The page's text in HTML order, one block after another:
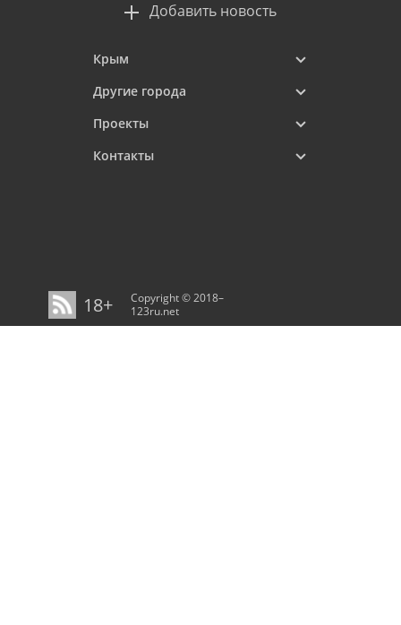
Добавить новость
Крым
Другие города
Проекты
Контакты
18+
Copyright © 2018–
123ru.net